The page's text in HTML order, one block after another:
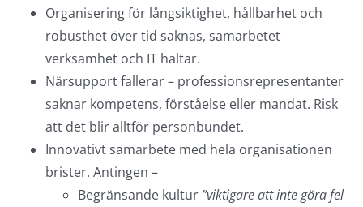
Organisering för långsiktighet, hållbarhet och
robusthet över tid saknas, samarbetet
verksamhet och IT haltar.
Närsupport fallerar – professionsrepresentanter
saknar kompetens, förståelse eller mandat. Risk
att det blir alltför personbundet.
Innovativt samarbete med hela organisationen
brister. Antingen –
Begränsande kultur ”viktigare att inte göra fel